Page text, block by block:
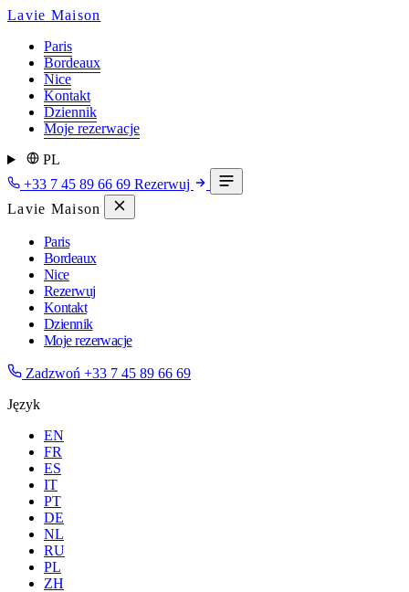
Lavie Maison
Paris
Bordeaux
Nice
Kontakt
Dziennik
Moje rezerwacje
PL
+33 7 45 89 66 69 Rezerwuj
Lavie Maison
Paris
Bordeaux
Nice
Rezerwuj
Kontakt
Dziennik
Moje rezerwacje
Zadzwoń +33 7 45 89 66 69
Język
EN
FR
ES
IT
PT
DE
NL
RU
PL
ZH
Gdzie Wszystkie